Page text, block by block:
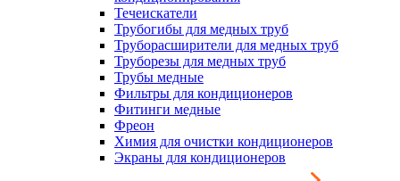
Течеискатели
Трубогибы для медных труб
Труборасширители для медных труб
Труборезы для медных труб
Трубы медные
Фильтры для кондиционеров
Фитинги медные
Фреон
Химия для очистки кондиционеров
Экраны для кондиционеров